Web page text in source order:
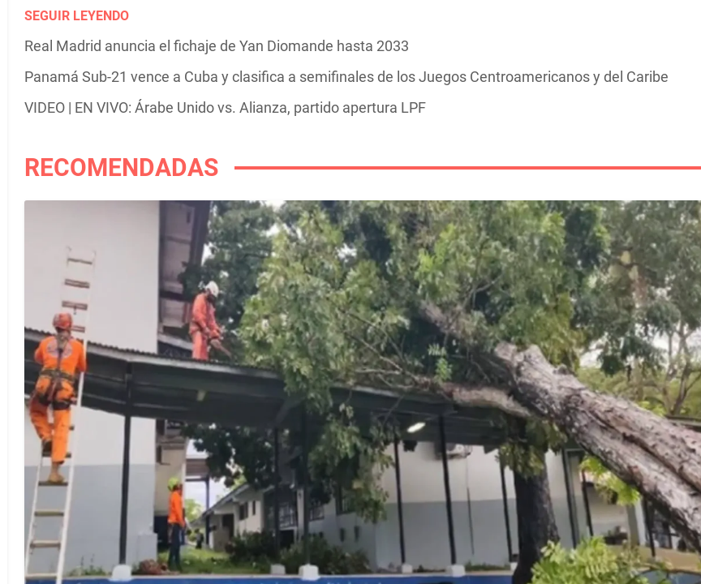
SEGUIR LEYENDO
Real Madrid anuncia el fichaje de Yan Diomande hasta 2033
Panamá Sub-21 vence a Cuba y clasifica a semifinales de los Juegos Centroamericanos y del Caribe
VIDEO | EN VIVO: Árabe Unido vs. Alianza, partido apertura LPF
RECOMENDADAS